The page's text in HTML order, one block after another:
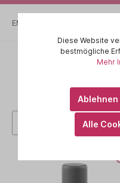
EMPFEHLUNG FÜR ...
Diese Website
bestmögliche
Mehr
Ablehnen
Alle